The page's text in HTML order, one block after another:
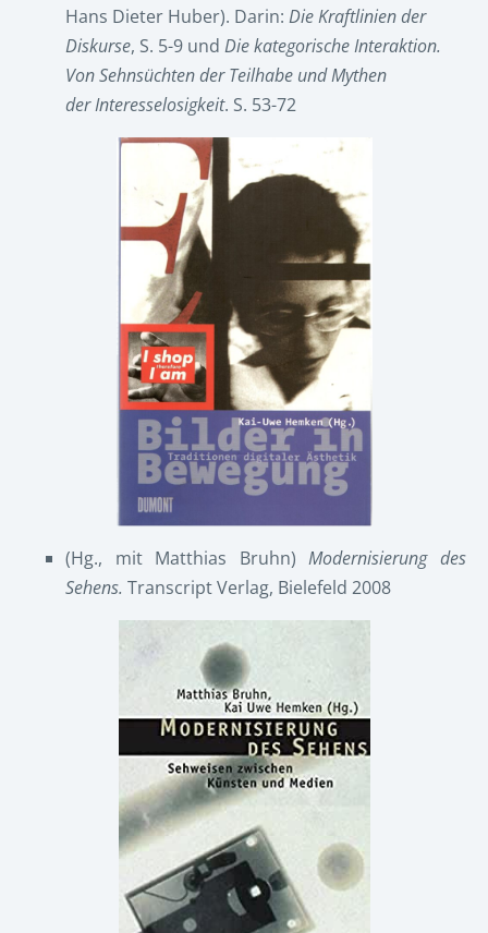
Hans Dieter Huber). Darin: Die Kraftlinien der
Diskurse, S. 5-9 und Die kategorische Interaktion.
Von Sehnsüchten der Teilhabe und Mythen
derInteresselosigkeit. S. 53-72
(Hg., mit Matthias Bruhn)Modernisierung des
Sehens. Transcript Verlag, Bielefeld 2008